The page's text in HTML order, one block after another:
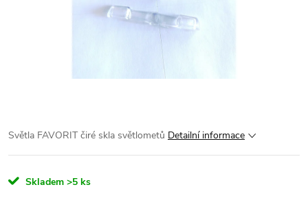
Světla FAVORIT čiré skla světlometů Detailní informace
Skladem >5 ks